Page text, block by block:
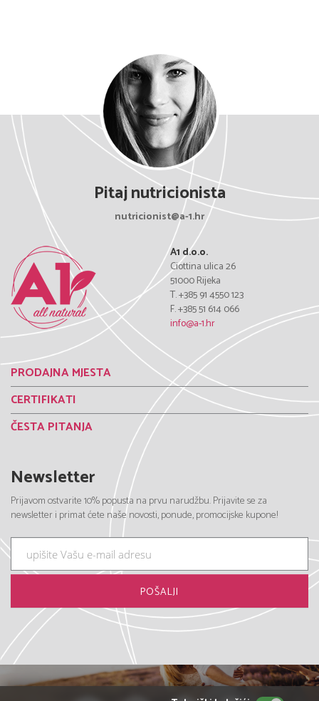
Pitaj nutricionista
nutricionist@a-1.hr
A1 d.o.o.
Ciottina ulica 26
51000 Rijeka
T. +385 91 4550 123
F. +385 51 614 066
info@a-1.hr
PRODAJNA MJESTA
CERTIFIKATI
ČESTA PITANJA
Newsletter
Prijavom ostvarite 10% popusta na prvu narudžbu. Prijavite se za
newsletter i primat ćete naše novosti, ponude, promocijske kupone!